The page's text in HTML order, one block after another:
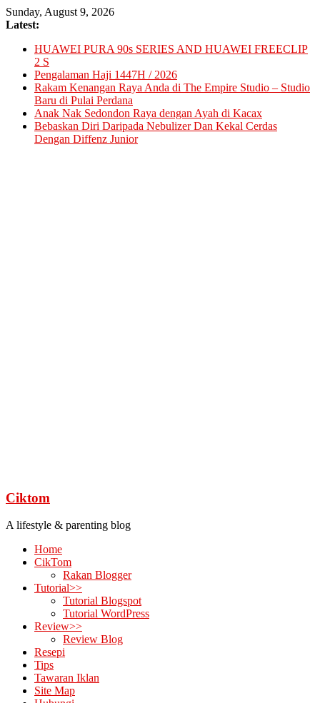
Skip
to
Sunday, August 9, 2026
Latest:
HUAWEI PURA 90s SERIES AND HUAWEI FREECLIP
2 S
Pengalaman Haji 1447H / 2026
Rakam Kenangan Raya Anda di The Empire Studio – Studio
Baru di Pulai Perdana
Anak Nak Sedondon Raya dengan Ayah di Kacax
Bebaskan Diri Daripada Nebulizer Dan Kekal Cerdas
Dengan Diffenz Junior
Ciktom
A lifestyle & parenting blog
Home
CikTom
Rakan Blogger
Tutorial>>
Tutorial Blogspot
Tutorial WordPress
Review>>
Review Blog
Resepi
Tips
Tawaran Iklan
Site Map